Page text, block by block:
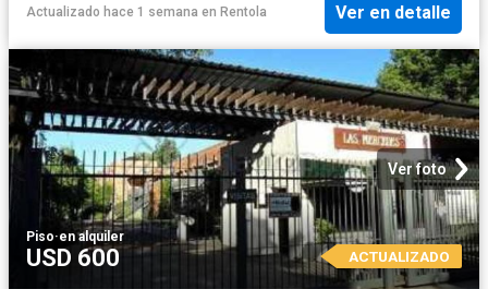
Actualizado hace 1 semana en Rentola Ver en detalle
Ver foto
Piso·en alquiler
USD 600 ACTUALIZADO